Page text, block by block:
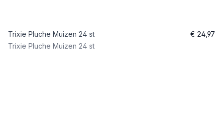
Trixie Pluche Muizen 24 st
Trixie Pluche Muizen 24 st
€ 24,97